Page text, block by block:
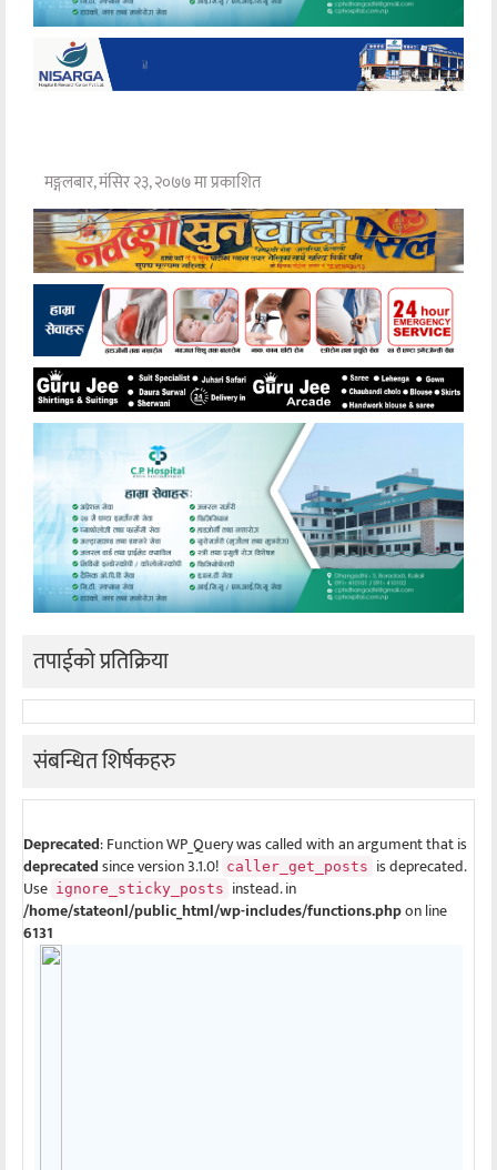
मङ्गलबार, मंसिर २३, २०७७ मा प्रकाशित
तपाईको प्रतिक्रिया
संबन्धित शिर्षकहरु
Deprecated: Function WP_Query was called with an argument that is
deprecatedsince version 3.1.0! caller_get_posts is deprecated.
Use ignore_sticky_posts instead. in
/home/stateonl/public_html/wp-includes/functions.phpon line
6131